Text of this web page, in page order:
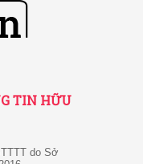
TIN HỮU
do Sở